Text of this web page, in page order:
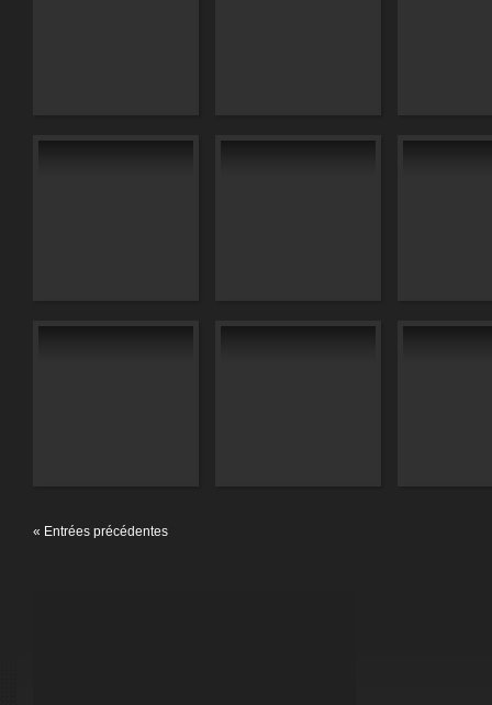
« Entrées précédentes